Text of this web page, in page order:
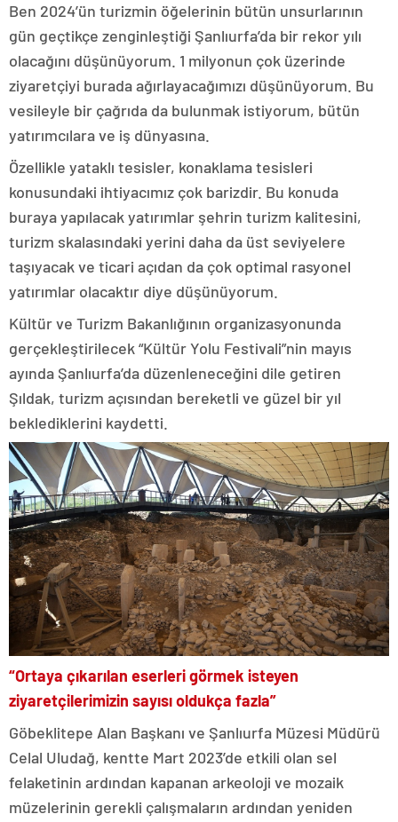
Ben 2024’ün turizmin öğelerinin bütün unsurlarının
gün geçtikçe zenginleştiği Şanlıurfa’da bir rekor yılı
olacağını düşünüyorum. 1 milyonun çok üzerinde
ziyaretçiyi burada ağırlayacağımızı düşünüyorum. Bu
vesileyle bir çağrıda da bulunmak istiyorum, bütün
yatırımcılara ve iş dünyasına.
Özellikle yataklı tesisler, konaklama tesisleri
konusundaki ihtiyacımız çok barizdir. Bu konuda
buraya yapılacak yatırımlar şehrin turizm kalitesini,
turizm skalasındaki yerini daha da üst seviyelere
taşıyacak ve ticari açıdan da çok optimal rasyonel
yatırımlar olacaktır diye düşünüyorum.
Kültür ve Turizm Bakanlığının organizasyonunda
gerçekleştirilecek “Kültür Yolu Festivali”nin mayıs
ayında Şanlıurfa’da düzenleneceğini dile getiren
Şıldak, turizm açısından bereketli ve güzel bir yıl
beklediklerini kaydetti.
“Ortaya çıkarılan eserleri görmek isteyen
ziyaretçilerimizin sayısı oldukça fazla”
Göbeklitepe Alan Başkanı ve Şanlıurfa Müzesi Müdürü
Celal Uludağ, kentte Mart 2023’de etkili olan sel
felaketinin ardından kapanan arkeoloji ve mozaik
müzelerinin gerekli çalışmaların ardından yeniden